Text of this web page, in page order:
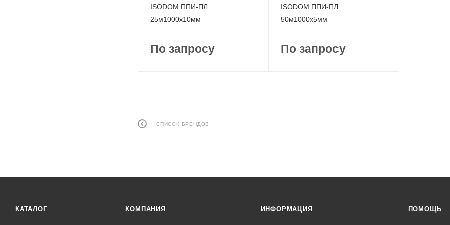
ISODOM ППИ-ПЛ
25м1000x10мм
По запросу
ISODOM ППИ-ПЛ
50м1000x5мм
По запросу
СПИСОК БРЕНДОВ
КАТАЛОГ КОМПАНИЯ ИНФОРМАЦИЯ ПОМОЩЬ